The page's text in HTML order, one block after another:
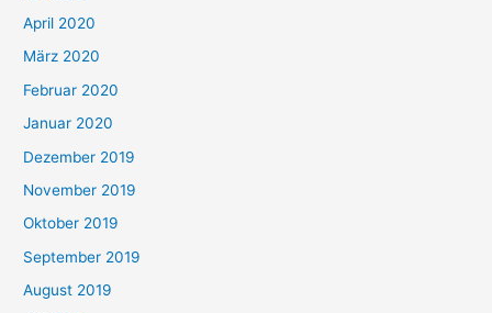
April 2020
März 2020
Februar 2020
Januar 2020
Dezember 2019
November 2019
Oktober 2019
September 2019
August 2019